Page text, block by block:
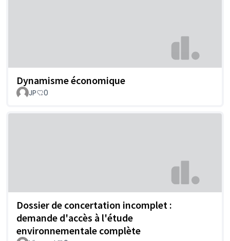
Dynamisme économique
JP 0
Dossier de concertation incomplet :
demande d'accès à l'étude
environnementale complète